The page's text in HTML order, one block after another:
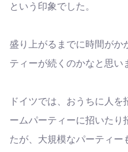
という印象でした。
盛り上がるまでに時間がか
ティーが続くのかなと思い
ドイツでは、おうちに人
ームパーティーに招いたり
たが、大規模なパーティー